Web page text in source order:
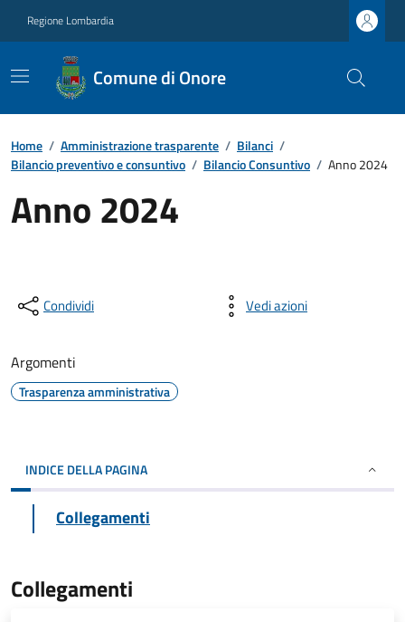
Regione Lombardia
Comune di Onore
Home / Amministrazione trasparente / Bilanci /
Bilancio preventivo e consuntivo / Bilancio Consuntivo / Anno 2024
Anno 2024
Condividi Vedi azioni
Argomenti
Trasparenza amministrativa
INDICE DELLA PAGINA
Collegamenti
Collegamenti